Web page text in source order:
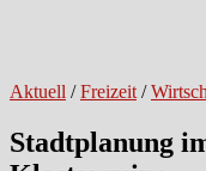
Aktuell /Freizeit /
Stadtplanung